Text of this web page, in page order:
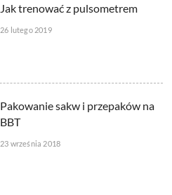
Jak trenować z pulsometrem
26 lutego 2019
Pakowanie sakw i przepaków na
BBT
23 września 2018